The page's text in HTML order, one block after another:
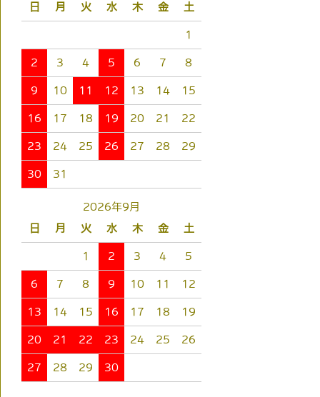
日
月 火 水 木 金 土
1
2 3 4 5 6 7 8
9 10 11 12 13 14 15
16 17 18 19 20 21 22
23 24 25 26 27 28 29
30 31
2026年9月
日
月 火 水 木 金 土
1 2 3 4 5
6 7 8 9 10 11 12
13 14 15 16 17 18 19
20 21 22 23 24 25 26
27 28 29 30